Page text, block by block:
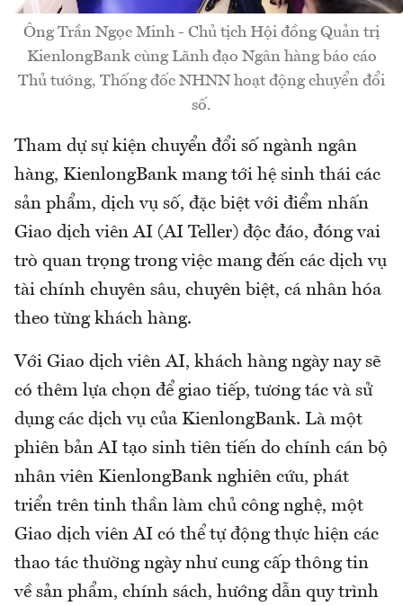
Ông Trần Ngọc Minh - Chủ tịch Hội đồng Quản trị
KienlongBank cùng Lãnh đạo Ngân hàng báo cáo
Thủ tướng, Thống đốc NHNN hoạt động chuyển đổi
số.
Tham dự sự kiện chuyển đổi số ngành ngân
hàng, KienlongBank mang tới hệ sinh thái các
sản phẩm, dịch vụ số, đặc biệt với điểm nhấn
Giao dịch viên AI (AI Teller) độc đáo, đóng vai
trò quan trọng trong việc mang đến các dịch vụ
tài chính chuyên sâu, chuyên biệt, cá nhân hóa
theo từng khách hàng.
Với Giao dịch viên AI, khách hàng ngày nay sẽ
có thêm lựa chọn để giao tiếp, tương tác và sử
dụng các dịch vụ của KienlongBank. Là một
phiên bản AI tạo sinh tiên tiến do chính cán bộ
nhân viên KienlongBank nghiên cứu, phát
triển trên tinh thần làm chủ công nghệ, một
Giao dịch viên AI có thể tự động thực hiện các
thao tác thường ngày như cung cấp thông tin
về sản phẩm, chính sách, hướng dẫn quy trình